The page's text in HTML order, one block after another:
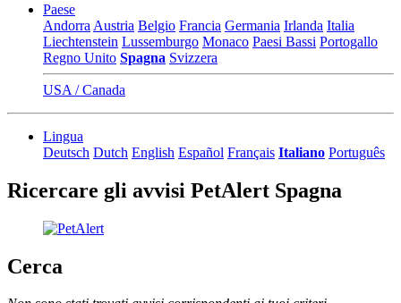
Paese
Andorra Austria Belgio Francia Germania Irlanda Italia
Liechtenstein Lussemburgo Monaco Paesi Bassi Portogallo
Regno Unito Spagna Svizzera
USA / Canada
Lingua
Deutsch Dutch English Español Français Italiano Português
Ricercare gli avvisi PetAlert Spagna
Cerca